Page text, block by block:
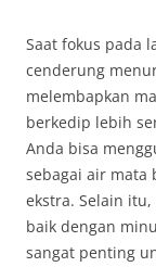
Saat fokus pada
cenderung
melembapkan
berkedip lebih
Anda bisa
sebagai air mata
ekstra. Selain
baik dengan
sangat penting